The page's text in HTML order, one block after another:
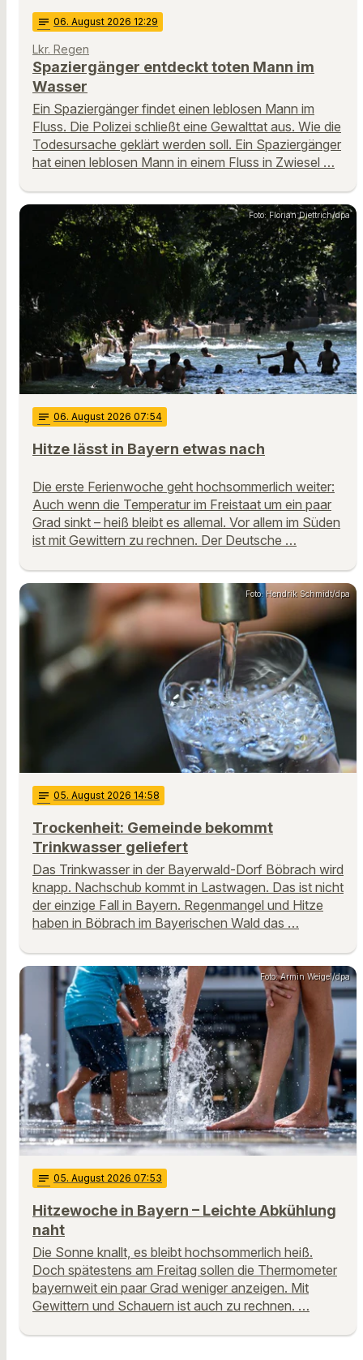
notes 06. August 2026 12:29
Lkr. Regen
Spaziergänger entdeckt toten Mann im
Wasser
Ein Spaziergänger findet einen leblosen Mann im
Fluss. Die Polizei schließt eine Gewalttat aus. Wie die
Todesursache geklärt werden soll. Ein Spaziergänger
hat einen leblosen Mann in einem Fluss in Zwiesel …
Foto: Florian Diettrich/dpa
notes 06. August 2026 07:54
Hitze lässt in Bayern etwas nach
Die erste Ferienwoche geht hochsommerlich weiter:
Auch wenn die Temperatur im Freistaat um ein paar
Grad sinkt – heiß bleibt es allemal. Vor allem im Süden
ist mit Gewittern zu rechnen. Der Deutsche …
Foto: Hendrik Schmidt/dpa
notes 05. August 2026 14:58
Trockenheit: Gemeinde bekommt
Trinkwasser geliefert
Das Trinkwasser in der Bayerwald-Dorf Böbrach wird
knapp. Nachschub kommt in Lastwagen. Das ist nicht
der einzige Fall in Bayern. Regenmangel und Hitze
haben in Böbrach im Bayerischen Wald das …
Foto: Armin Weigel/dpa
notes 05. August 2026 07:53
Hitzewoche in Bayern – Leichte Abkühlung
naht
Die Sonne knallt, es bleibt hochsommerlich heiß.
Doch spätestens am Freitag sollen die Thermometer
bayernweit ein paar Grad weniger anzeigen. Mit
Gewittern und Schauern ist auch zu rechnen. …